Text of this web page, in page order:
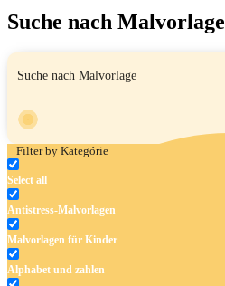
Suche nach Malvorlage
Filter by Kategórie
Select all
Antistress-Malvorlagen
Malvorlagen für Kinder
Alphabet und zahlen